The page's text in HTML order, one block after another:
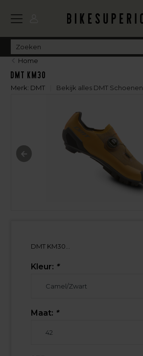
Home
DMT KM30
Merk: DMT Bekijk alles DMT Schoenen
DMT KM30...
Kleur: *
Maat: *